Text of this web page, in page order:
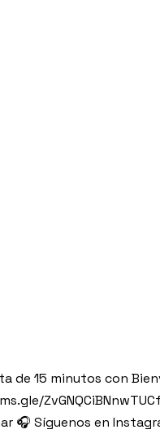
de 15 minutos con
🎧 Síguenos en